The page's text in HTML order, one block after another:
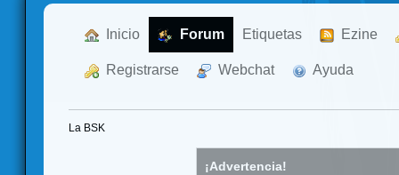
Inicio Forum Etiquetas Ezine
Registrarse Webchat Ayuda
La BSK
¡Advertencia!